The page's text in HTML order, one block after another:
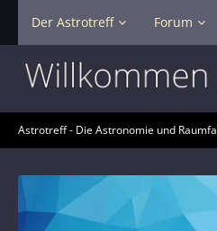
Der Astrotreff Forum
Astrotreff - Die Astronomie und